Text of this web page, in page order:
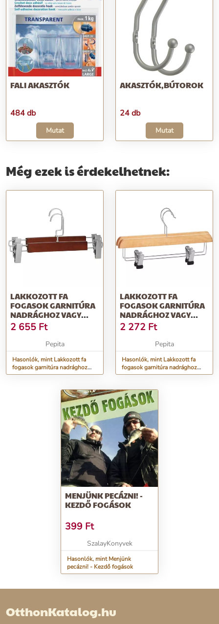
FALI AKASZTÓK
484 db
Mutat
AKASZTÓK,BÚTOROK
24 db
Mutat
Még ezek is érdekelhetnek:
LAKKOZOTT FA
FOGASOK GARNITÚRA
NADRÁGHOZ VAGY
SZOKNYÁHOZ,
BARNA,...
2 655 Ft
Pepita
Hasonlók, mint Lakkozott fa
fogasok garnitúra nadrághoz
vagy szoknyához, barna,...
LAKKOZOTT FA
FOGASOK GARNITÚRA
NADRÁGHOZ VAGY
SZOKNYÁHOZ,
NATUR,...
2 272 Ft
Pepita
Hasonlók, mint Lakkozott fa
fogasok garnitúra nadrághoz
vagy szoknyához, Natur,...
MENJÜNK PECÁZNI! -
KEZDŐ FOGÁSOK
399 Ft
SzalayKonyvek
Hasonlók, mint Menjünk
pecázni! - Kezdő fogások
OtthonKatalog.hu